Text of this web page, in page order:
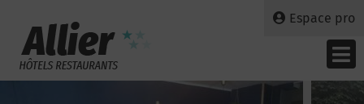
Espace pro